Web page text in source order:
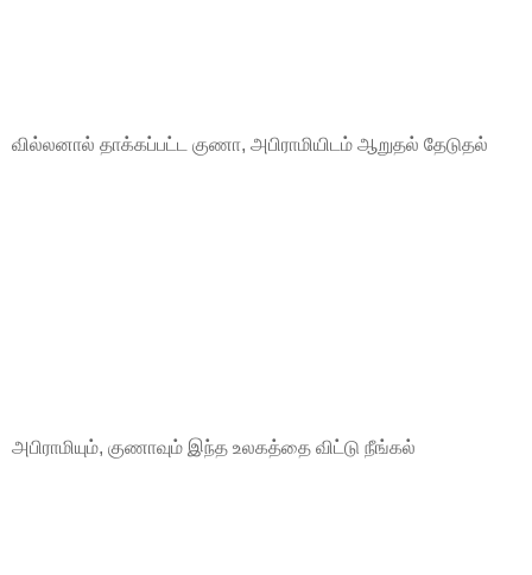
வில்லனால் தாக்கப்பட்ட குணா, அபிராமியிடம் ஆறுதல் தேடுதல்
அபிராமியும், குணாவும் இந்த உலகத்தை விட்டு நீங்கல்